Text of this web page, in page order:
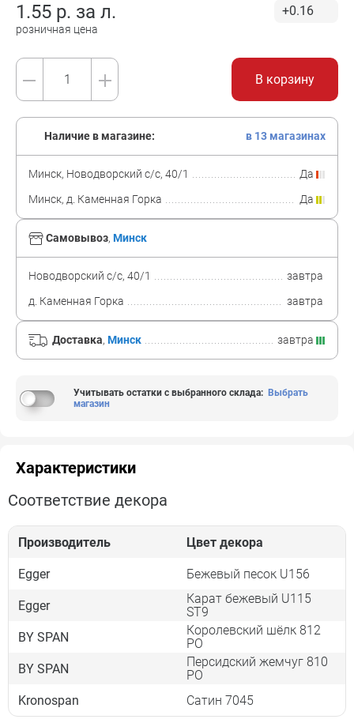
1.55 р. за л.
розничная цена
+0.16
В корзину
Самовывоз, Минск
Новодворский с/с, 40/1
завтра
д. Каменная Горка
завтра
Доставка, Минск завтра
Наличие в магазине: в 13 магазинах
Минск, Новодворский с/с, 40/1
Да
Минск, д. Каменная Горка
Да
Учитывать остатки с выбранного склада: Выбрать
магазин
Характеристики
Соответствие декора
Производитель Цвет декора
Egger Бежевый песок U156
Egger
Карат бежевый U115
ST9
BY SPAN
Королевский шёлк 812
PO
BY SPAN
Персидский жемчуг 810
PO
Kronospan
Сатин 7045